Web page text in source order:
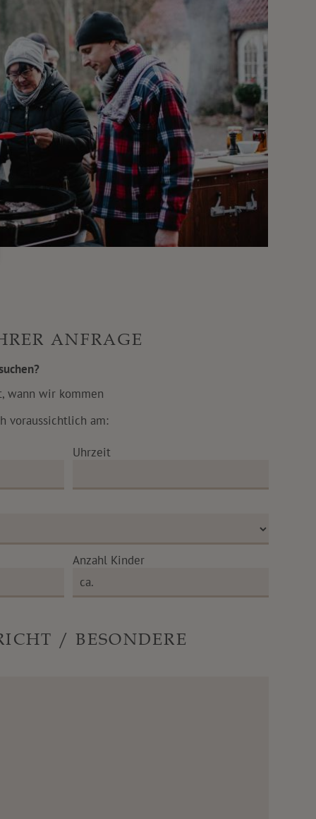
ANFRAGE
wann wir kommen
voraussichtlich am:
Uhrzeit
Anzahl Kinder
/ BESONDERE